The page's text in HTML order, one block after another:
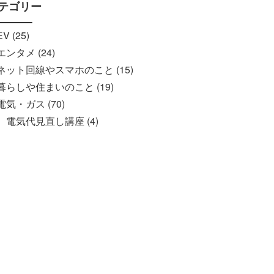
ゴリー
(25)
ンタメ (24)
ット回線やスマホのこと (15)
らしや住まいのこと (19)
気・ガス (70)
電気代見直し講座 (4)